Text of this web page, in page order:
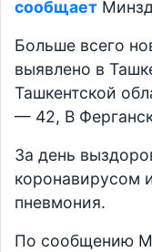
сообщает
Больше всего
выявлено в
Ташкентской
— 42, В
За день
коронавирусом
пневмония.
По сообщению